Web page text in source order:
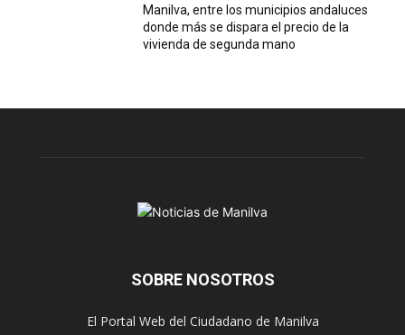
Manilva, entre los municipios andaluces
donde más se dispara el precio de la
vivienda de segunda mano
SOBRE NOSOTROS
El Portal Web del Ciudadano de Manilva